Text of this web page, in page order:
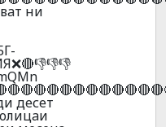
ни
десет